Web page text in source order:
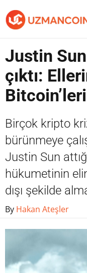
Yazarlardan
Piyasa
Contact / İletişim
Justin
çıktı:
Birçok kripto
bürünmeye
Justin Sun
hükumetinin
dışı şekilde
By Hakan Ateşler